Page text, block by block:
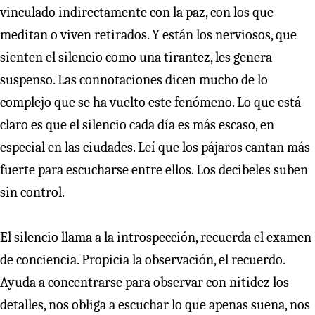
vinculado indirectamente con la paz, con los que
meditan o viven retirados. Y están los nerviosos, que
sienten el silencio como una tirantez, les genera
suspenso. Las connotaciones dicen mucho de lo
complejo que se ha vuelto este fenómeno. Lo que está
claro es que el silencio cada día es más escaso, en
especial en las ciudades. Leí que los pájaros cantan más
fuerte para escucharse entre ellos. Los decibeles suben
sin control.
El silencio llama a la introspección, recuerda el examen
de conciencia. Propicia la observación, el recuerdo.
Ayuda a concentrarse para observar con nitidez los
detalles, nos obliga a escuchar lo que apenas suena, nos